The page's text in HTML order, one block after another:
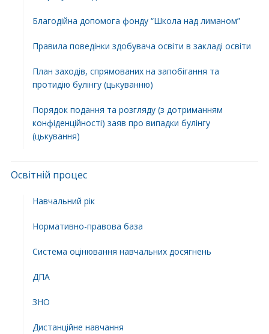
Благодійна допомога фонду “Школа над лиманом”
Правила поведінки здобувача освіти в закладі освіти
План заходів, спрямованих на запобігання та
протидію булінгу (цькуванню)
Порядок подання та розгляду (з дотриманням
конфіденційності) заяв про випадки булінгу
(цькування)
Освітній процес
Навчальний рік
Нормативно-правова база
Система оцінювання навчальних досягнень
ДПА
ЗНО
Дистанційне навчання